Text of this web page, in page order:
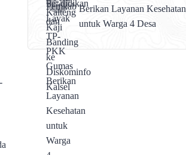
Berikan Layanan Kesehatan
untuk Warga 4 Desa